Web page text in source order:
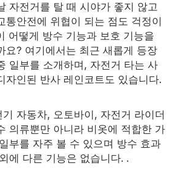
자전거를 탈 때 시야가 좋지 않고
통안전에 위협이 되는 점도 걱정이
어떻게 방수 기능과 보호 기능을
요? 여기에서는 최근 새롭게 등장
일부를 소개하며, 자전거 타는 사
자인된 반사 레인코트도 있습니다.
자동차, 오토바이, 자전거 라이더
의류뿐만 아니라 비옷에 적합한 가
부를 자주 볼 수 있으며 방수 효과
에 다른 기능은 없습니다. .